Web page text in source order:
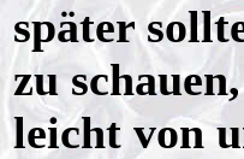
später
zu
leicht von